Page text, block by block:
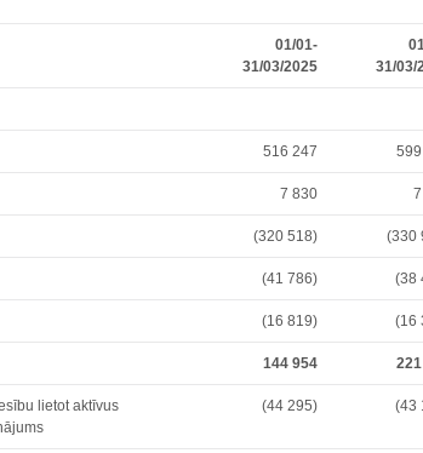
01/01-
31/03/2025
31/03/
516 247
7 830
(320 518) (330
(41 786) (38
(16 819) (16
144 954
lietot aktīvus
(44 295) (43